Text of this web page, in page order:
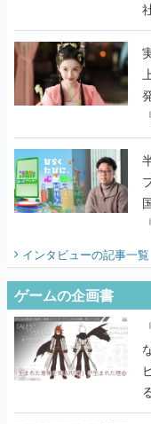
インタビューの記事一覧
ゲームの企画書